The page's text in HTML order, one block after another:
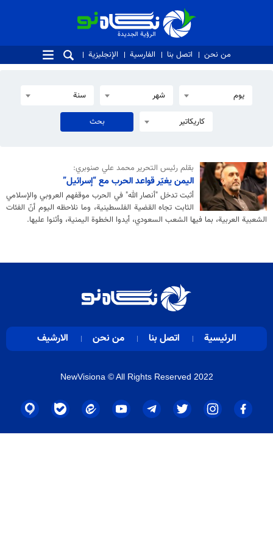
الرؤية الجديدة
الرؤية الجديدة
من نحن اتصل بنا الفارسية الإنجليزية
يوم شهر سنة
كاريكاتير
بقلم رئيس التحرير محمد علي صنوبري:
اليمن يغيّر قواعد الحرب مع “إسرائيل”
أثبت تدخل "أنصار الله" في الحرب موقفهم العروبي والإسلامي
الثابت تجاه القضية الفلسطينية، وما نلاحظه اليوم أنّ الفئات
الشعبية العربية، بما فيها الشعب السعودي، أيدوا الخطوة اليمنية، وأثنوا عليها.
الرئيسية اتصل بنا من نحن الارشيف
NewVisiona © All Rights Reserved 2022